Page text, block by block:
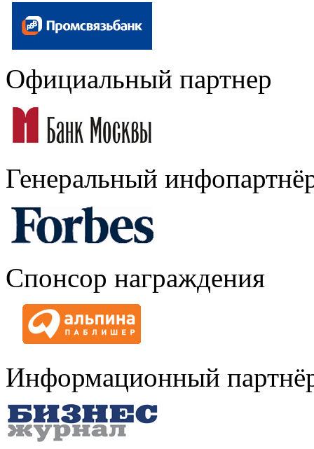
Официальный партнер
Генеральный
Спонсор награждения
Информационный